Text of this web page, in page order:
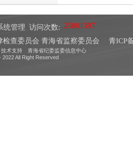
统管理 访问次数:
查委员会 青海省监察委员会
青ICP
术支持 青海省纪委监委信息中心
All Right Reserved